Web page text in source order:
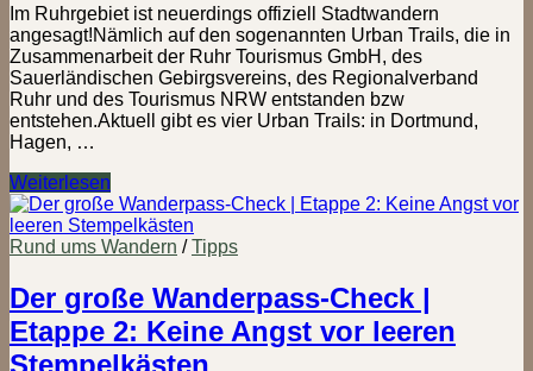
Im Ruhrgebiet ist neuerdings offiziell Stadtwandern
angesagt!Nämlich auf den sogenannten Urban Trails, die in
Zusammenarbeit der Ruhr Tourismus GmbH, des
Sauerländischen Gebirgsvereins, des Regionalverband
Ruhr und des Tourismus NRW entstanden bzw
entstehen.Aktuell gibt es vier Urban Trails: in Dortmund,
Hagen, …
Urban
Trail
Dortmund-
Sub.KulTour
Weiterlesen
Rund ums Wandern /Tipps
Der große Wanderpass-Check |
Etappe 2: Keine Angst vor leeren
Stempelkästen